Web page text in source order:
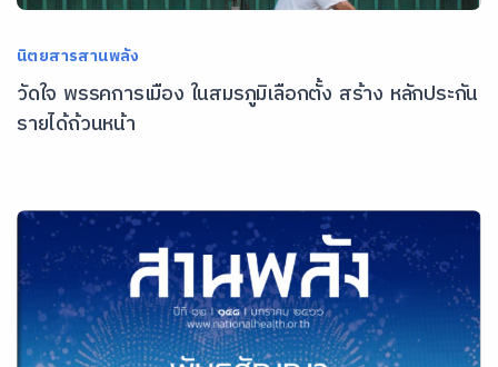
นิตยสารสานพลัง
วัดใจ พรรคการเมือง ในสมรภูมิเลือกตั้ง สร้าง หลักประกัน
รายได้ถ้วนหน้า